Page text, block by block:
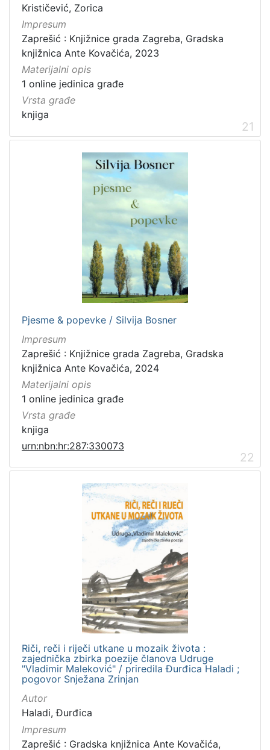
Krističević, Zorica
Impresum
Zaprešić : Knjižnice grada Zagreba, Gradska
knjižnica Ante Kovačića, 2023
Materijalni opis
1 online jedinica građe
Vrsta građe
knjiga
21
Pjesme & popevke / Silvija Bosner
Impresum
Zaprešić : Knjižnice grada Zagreba, Gradska
knjižnica Ante Kovačića, 2024
Materijalni opis
1 online jedinica građe
Vrsta građe
knjiga
urn:nbn:hr:287:330073
22
Riči, reči i riječi utkane u mozaik života :
zajednička zbirka poezije članova Udruge
"Vladimir Maleković" / priredila Đurđica Haladi ;
pogovor Snježana Zrinjan
Autor
Haladi, Đurđica
Impresum
Zaprešić : Gradska knjižnica Ante Kovačića,